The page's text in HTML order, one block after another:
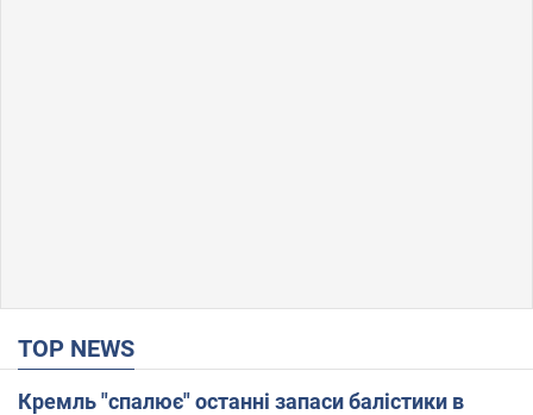
TOP NEWS
Кремль "спалює" останні запаси балістики в